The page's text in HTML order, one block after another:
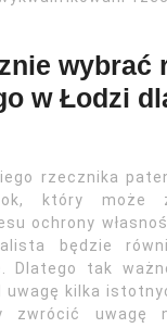
wybrać
w Łodzi
rzecznika
który może
ochrony
będzie
Dlatego tak
uwagę kilka
zwrócić uwagę